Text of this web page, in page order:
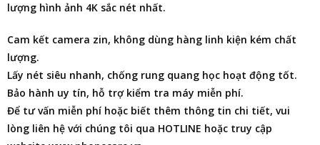
lượng hình ảnh 4K sắc nét nhất.
Cam kết camera zin, không dùng hàng linh kiện kém chất
lượng.
Lấy nét siêu nhanh, chống rung quang học hoạt động tốt.
Bảo hành uy tín, hỗ trợ kiểm tra máy miễn phí.
Để tư vấn miễn phí hoặc biết thêm thông tin chi tiết, vui
lòng liên hệ với chúng tôi qua HOTLINE hoặc truy cập